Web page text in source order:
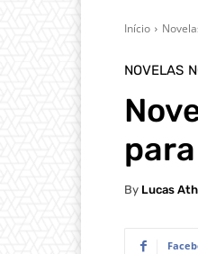
Início
NOVELAS
By Lucas